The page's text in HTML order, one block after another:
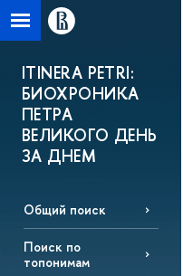
ITINERA PETRI:
БИОХРОНИКА
ПЕТРА
ВЕЛИКОГО ДЕНЬ
ЗА ДНЕМ
Общий поиск
Поиск по
топонимам